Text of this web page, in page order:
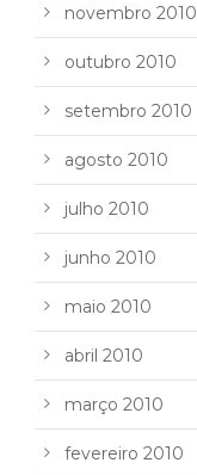
novembro 2010
outubro 2010
setembro 2010
agosto 2010
julho 2010
junho 2010
maio 2010
abril 2010
março 2010
fevereiro 2010